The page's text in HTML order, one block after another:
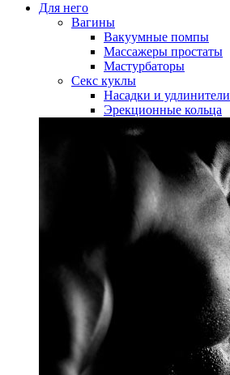
Для него
Вагины
Вакуумные помпы
Массажеры простаты
Мастурбаторы
Секс куклы
Насадки и удлинители
Эрекционные кольца